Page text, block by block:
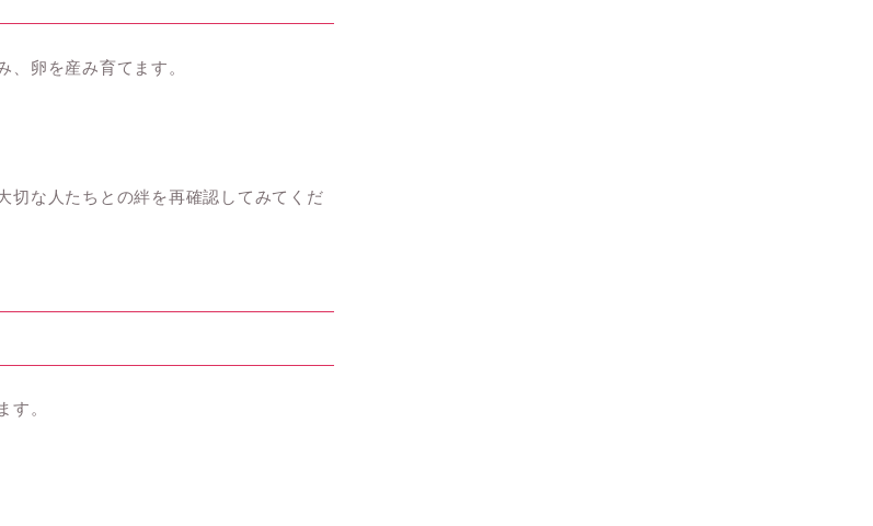
卵を産み育てます。
切な人たちとの絆を再確認してみてくだ
す。